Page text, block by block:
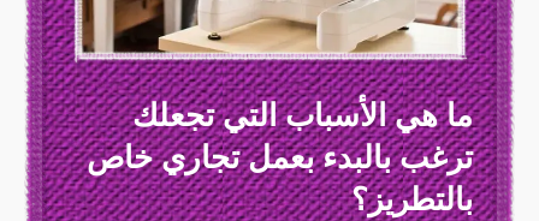
ما هي الأسباب التي تجعلك
ترغب بالبدء بعمل تجاري خاص
بالتطريز؟